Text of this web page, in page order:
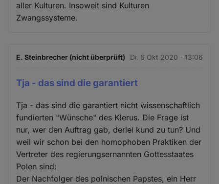
aller Kulturen. Insoweit sind Kulturen
Zwangssysteme.
E. Steinbrecher (nicht überprüft) Di. 6 Okt 2020 - 13:06
Tja - das sind die garantiert
Tja - das sind die garantiert nicht wissenschaftlich
fundierten "Wünsche" des Klerus. Die Frage ist
nur, wer den Auftrag gab, derlei kund zu tun? Und
weil wir schon bei den homophoben Praktiken der
Vertreter des regierungsernannten Gottesstaates
Polen sind:
Der Nachfolger des polnischen Papstes, ein Herr